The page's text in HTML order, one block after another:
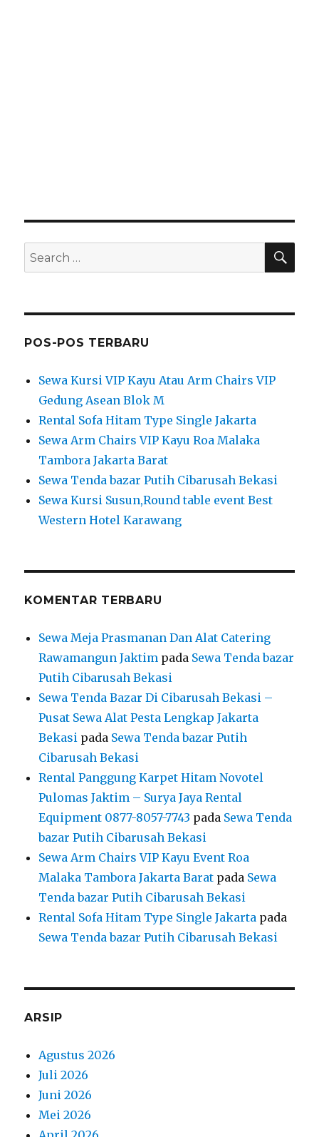
Search
for:
POS-POS TERBARU
Sewa Kursi VIP Kayu Atau Arm Chairs VIP
Gedung Asean Blok M
Rental Sofa Hitam Type Single Jakarta
Sewa Arm Chairs VIP Kayu Roa Malaka
Tambora Jakarta Barat
Sewa Tenda bazar Putih Cibarusah Bekasi
Sewa Kursi Susun,Round table event Best
Western Hotel Karawang
KOMENTAR TERBARU
Sewa Meja Prasmanan Dan Alat Catering
Rawamangun Jaktim pada Sewa Tenda bazar
Putih Cibarusah Bekasi
Sewa Tenda Bazar Di Cibarusah Bekasi –
Pusat Sewa Alat Pesta Lengkap Jakarta
Bekasi pada Sewa Tenda bazar Putih
Cibarusah Bekasi
Rental Panggung Karpet Hitam Novotel
Pulomas Jaktim – Surya Jaya Rental
Equipment 0877-8057-7743 pada Sewa Tenda
bazar Putih Cibarusah Bekasi
Sewa Arm Chairs VIP Kayu Event Roa
Malaka Tambora Jakarta Barat pada Sewa
Tenda bazar Putih Cibarusah Bekasi
Rental Sofa Hitam Type Single Jakarta pada
Sewa Tenda bazar Putih Cibarusah Bekasi
ARSIP
Agustus 2026
Juli 2026
Juni 2026
Mei 2026